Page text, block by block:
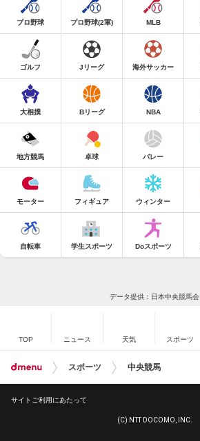
プロ野球 プロ野球(2軍) MLB
ゴルフ Jリーグ 海外サッカー
大相撲 Bリーグ NBA
地方競馬 卓球 バレー
モーター フィギュア ウィンター
自転車 学生スポーツ Doスポーツ
データ提供：日本中央競馬会
TOP ニュース 天気 スポーツ
スポーツ 中央競馬
サイトご利用にあたって
(C) NTT DOCOMO, INC.